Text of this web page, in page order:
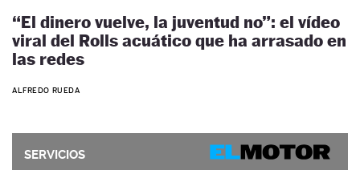
“El dinero vuelve, la juventud no”: el vídeo
viral del Rolls acuático que ha arrasado en
las redes
ALFREDO RUEDA